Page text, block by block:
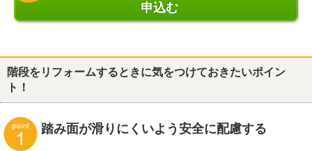
申込む
階段をリフォームするときに気をつけておきたいポイン
ト！
踏み面が滑りにくいよう安全に配慮する